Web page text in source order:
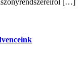
[…]